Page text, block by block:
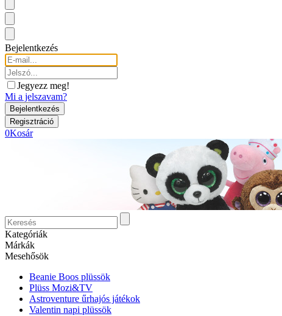
Bejelentkezés
Jegyezz meg!
Mi a jelszavam?
0Kosár
Kategóriák
Márkák
Mesehősök
Beanie Boos plüssök
Plüss Mozi&TV
Astroventure űrhajós játékok
Valentin napi plüssök